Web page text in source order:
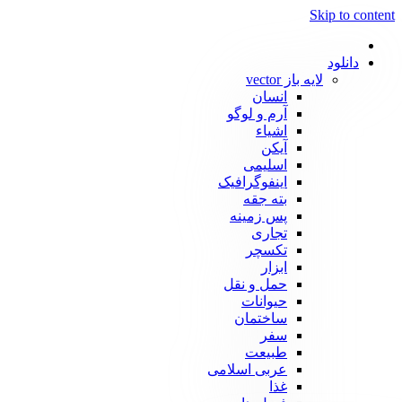
Skip to content
دانلود
لایه باز vector
انسان
آرم و لوگو
اشیاء
آیکن
اسلیمی
اینفوگرافیک
بته جقه
پس زمینه
تجاری
تکسچر
ابزار
حمل و نقل
حیوانات
ساختمان
سفر
طبیعت
عربی اسلامی
غذا